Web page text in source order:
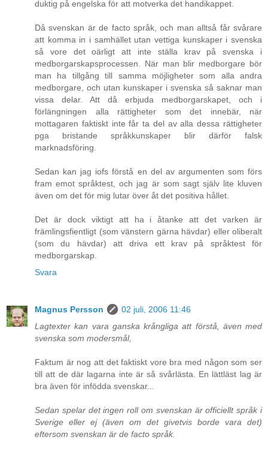
duktig på engelska för att motverka det handikappet.
Då svenskan är de facto språk, och man alltså får svårare
att komma in i samhället utan vettiga kunskaper i svenska
så vore det oärligt att inte ställa krav på svenska i
medborgarskapsprocessen. När man blir medborgare bör
man ha tillgång till samma möjligheter som alla andra
medborgare, och utan kunskaper i svenska så saknar man
vissa delar. Att då erbjuda medborgarskapet, och i
förlängningen alla rättigheter som det innebär, när
mottagaren faktiskt inte får ta del av alla dessa rättigheter
pga bristande språkkunskaper blir därför falsk
marknadsföring.
Sedan kan jag iofs förstå en del av argumenten som förs
fram emot språktest, och jag är som sagt själv lite kluven
även om det för mig lutar över åt det positiva hållet.
Det är dock viktigt att ha i åtanke att det varken är
främlingsfientligt (som vänstern gärna hävdar) eller oliberalt
(som du hävdar) att driva ett krav på språktest för
medborgarskap.
Svara
Magnus Persson
02 juli, 2006 11:46
Lagtexter kan vara ganska krångliga att förstå, även med
svenska som modersmål,
Faktum är nog att det faktiskt vore bra med någon som ser
till att de där lagarna inte är så svårlästa. En lättläst lag är
bra även för infödda svenskar...
Sedan spelar det ingen roll om svenskan är officiellt språk i
Sverige eller ej (även om det givetvis borde vara det)
eftersom svenskan är de facto språk.